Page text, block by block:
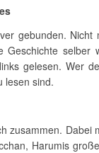
gebunden.
Geschichte
gelesen. Wer
lesen sind.
zusammen.
Harumis